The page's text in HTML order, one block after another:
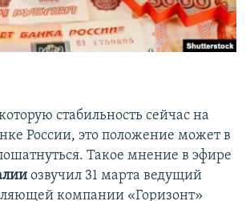
RL
стабильность сейчас на
России, это положение может в
Такое мнение в эфире
озвучил 31 марта ведущий
компании «Горизонт»